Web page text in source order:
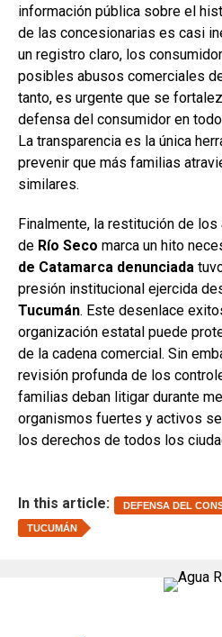
información pública sobre el
de las concesionarias es casi
un registro claro, los
posibles abusos comerciales
tanto, es urgente que se
defensa del consumidor en
La transparencia es la única
prevenir que más familias
similares.
Finalmente, la restitución de los
de Río Seco marca un hito
de Catamarca denunciada
presión institucional ejercida
Tucumán. Este desenlace
organización estatal puede
de la cadena comercial. Sin
revisión profunda de los
familias deban litigar durante
organismos fuertes y activos
los derechos de todos los
In this article: DEFENSA DEL
TUCUMÁN